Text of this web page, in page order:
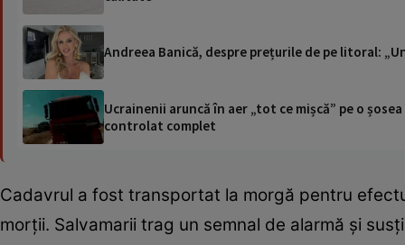
Andreea Banică, despre prețurile de pe litoral:
Ucrainenii aruncă în aer „tot ce mișcă” pe o
controlat complet
Cadavrul a fost transportat la morgă pentru
morții. Salvamarii trag un semnal de alarmă și